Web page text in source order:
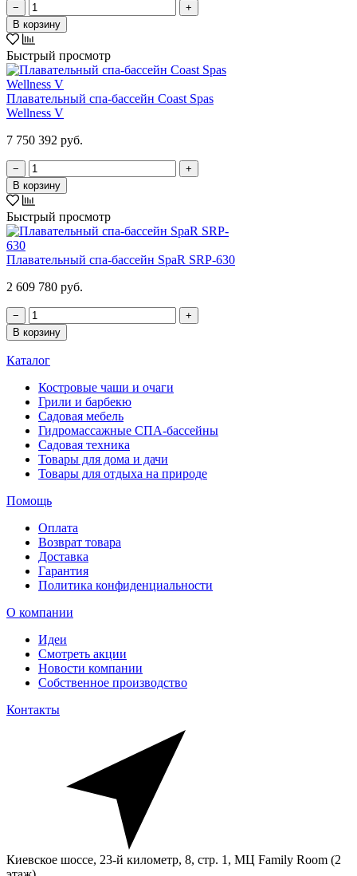
−
+
В корзину
Быстрый просмотр
Плавательный спа-бассейн Coast Spas
Wellness V
7 750 392 руб.
−
+
В корзину
Быстрый просмотр
Плавательный спа-бассейн SpaR SRP-630
2 609 780 руб.
−
+
В корзину
Каталог
Костровые чаши и очаги
Грили и барбекю
Садовая мебель
Гидромассажные СПА-бассейны
Садовая техника
Товары для дома и дачи
Товары для отдыха на природе
Помощь
Оплата
Возврат товара
Доставка
Гарантия
Политика конфиденциальности
О компании
Идеи
Смотреть акции
Новости компании
Собственное производство
Контакты
Киевское шоссе, 23-й километр, 8, стр. 1, МЦ Family Room (2